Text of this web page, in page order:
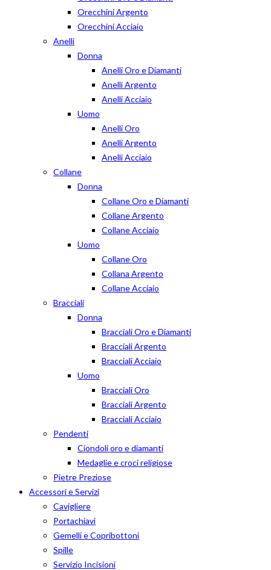
Orecchini Argento
Orecchini Acciaio
Anelli
Donna
Anelli Oro e Diamanti
Anelli Argento
Anelli Acciaio
Uomo
Anelli Oro
Anelli Argento
Anelli Acciaio
Collane
Donna
Collane Oro e Diamanti
Collane Argento
Collane Acciaio
Uomo
Collane Oro
Collana Argento
Collane Acciaio
Bracciali
Donna
Bracciali Oro e Diamanti
Bracciali Argento
Bracciali Acciaio
Uomo
Bracciali Oro
Bracciali Argento
Bracciali Acciaio
Pendenti
Ciondoli oro e diamanti
Medaglie e croci religiose
Pietre Preziose
Accessori e Servizi
Cavigliere
Portachiavi
Gemelli e Copribottoni
Spille
Servizio Incisioni